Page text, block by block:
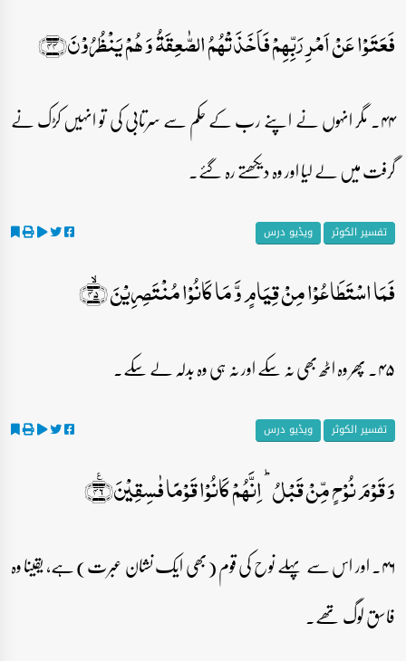
فَعَتَوۡا عَنۡ اَمۡرِ رَبِّہِمۡ فَاَخَذَتۡہُمُ الصّٰعِقَۃُ وَ ہُمۡ یَنۡظُرُوۡنَ﴿۴۴﴾
۴۴۔ مگر انہوں نے اپنے رب کے حکم سے سرتابی کی تو انہیں کڑک نے
گرفت میں لے لیا اور وہ دیکھتے رہ گئے۔
تفسیر الکوثر ویڈیو درس
فَمَا اسۡتَطَاعُوۡا مِنۡ قِیَامٍ وَّ مَا کَانُوۡا مُنۡتَصِرِیۡنَ ﴿ۙ۴۵﴾
۴۵۔ پھر وہ اٹھ بھی نہ سکے اور نہ ہی وہ بدلہ لے سکے۔
تفسیر الکوثر ویڈیو درس
وَ قَوۡمَ نُوۡحٍ مِّنۡ قَبۡلُ ؕ اِنَّہُمۡ کَانُوۡا قَوۡمًا فٰسِقِیۡنَ﴿٪۴۶﴾
۴۶۔ اور اس سے پہلے نوح کی قوم (بھی ایک نشان عبرت) ہے، یقینا وہ
فاسق لوگ تھے۔